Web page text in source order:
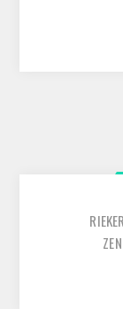
RIEKER